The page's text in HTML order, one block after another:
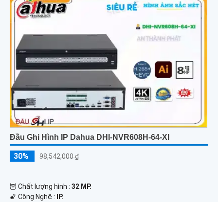
Đầu Ghi Hình IP Dahua DHI-NVR608H-64-XI
30% 98,542,000 ₫
🦉 Chất lượng hình : 32 MP.
🌠 Công Nghệ :
IP.